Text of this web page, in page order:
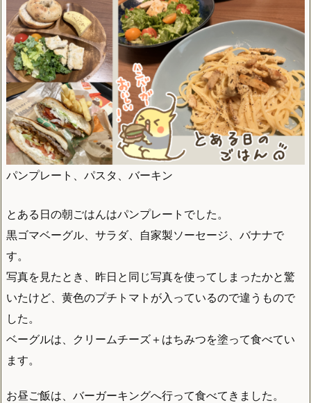
パンプレート、パスタ、バーキン
とある日の朝ごはんはパンプレートでした。
黒ゴマベーグル、サラダ、自家製ソーセージ、バナナで
す。
写真を見たとき、昨日と同じ写真を使ってしまったかと驚
いたけど、黄色のプチトマトが入っているので違うもので
した。
ベーグルは、クリームチーズ＋はちみつを塗って食べてい
ます。
お昼ご飯は、バーガーキングへ行って食べてきました。